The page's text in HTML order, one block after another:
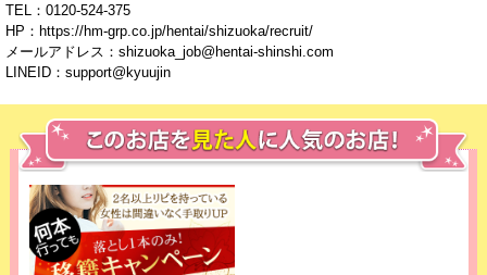
TEL：0120-524-375
HP：https://hm-grp.co.jp/hentai/shizuoka/recruit/
メールアドレス：shizuoka_job@hentai-shinshi.com
LINEID：support@kyuujin